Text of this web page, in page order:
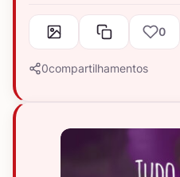
0
0compartilhamentos